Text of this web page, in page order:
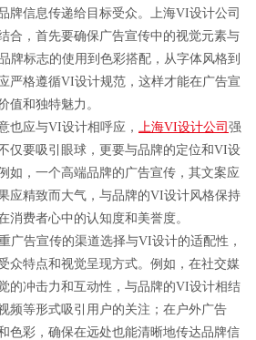
牌信息传递给目标受众。上海VI设计公司
合，首先要确保广告宣传中的视觉元素与
牌标志的使用到色彩搭配，从字体风格到
严格遵循VI设计规范，这样才能在广告宣
值和独特魅力。
应与VI设计相呼应，
上海VI设计公司 强
仅要吸引眼球，更要与品牌的定位和VI设
如，一个高端品牌的广告宣传，其文案应
应精致而大气，与品牌的VI设计风格保持
消费者心中的认知度和美誉度。
告宣传的渠道选择与VI设计的适配性，
众特点和视觉呈现方式。例如，在社交媒
的冲击力和互动性，与品牌的VI设计相结
频等形式吸引用户的关注；在户外广告
色彩，确保在远处也能清晰地传达品牌信